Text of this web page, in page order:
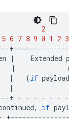
2
5 6 7 8 9 0 1 2 3
| Extended
|
| (if payload
|
+ - - - - - - -
if